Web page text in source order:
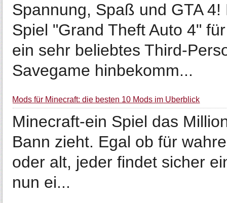
Spannung, Spaß und GTA
Spiel "Grand Theft Auto 4"
ein sehr beliebtes Third-
Savegame hinbekomm...
Mods für Minecraft: die besten 10 Mods im Überblick
Minecraft-ein Spiel das
Bann zieht. Egal ob für
oder alt, jeder findet sicher
nun ei...